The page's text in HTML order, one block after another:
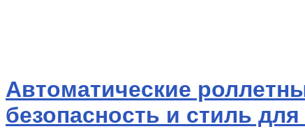
Автоматические
безопасность и стиль